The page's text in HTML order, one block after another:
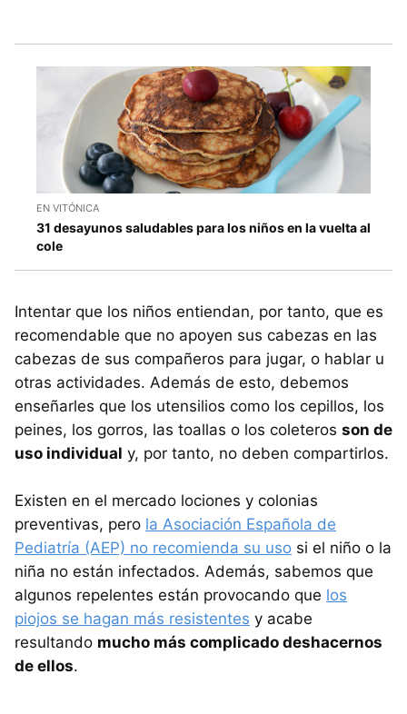
EN VITÓNICA
31 desayunos saludables para los niños en la vuelta al
cole
Intentar que los niños entiendan, por tanto, que es
recomendable que no apoyen sus cabezas en las
cabezas de sus compañeros para jugar, o hablar u
otras actividades. Además de esto, debemos
enseñarles que los utensilios como los cepillos, los
peines, los gorros, las toallas o los coleteros son de
uso individual y, por tanto, no deben compartirlos.
Existen en el mercado lociones y colonias
preventivas, pero la Asociación Española de
Pediatría (AEP) no recomienda su uso si el niño o la
niña no están infectados. Además, sabemos que
algunos repelentes están provocando que los
piojos se hagan más resistentes y acabe
resultando mucho más complicado deshacernos
de ellos.